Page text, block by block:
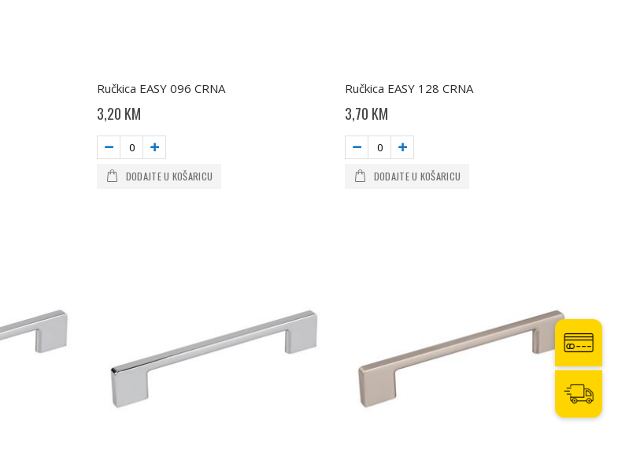
Ručkica EASY 096 CRNA
3,20 KM
DODAJTE U KOŠARICU
Ručkica EASY 128 CRNA
3,70 KM
DODAJTE U KOŠARICU